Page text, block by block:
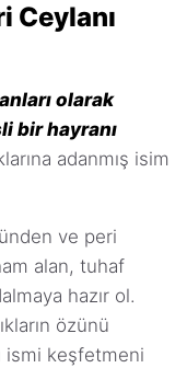
Ceylanı
olarak
bir hayranı
adanmış isim
ve peri
alan, tuhaf
hazır ol.
özünü
ismi keşfetmeni